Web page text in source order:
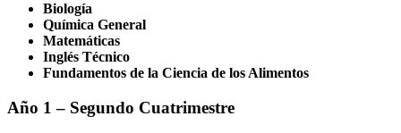
Biología
Química General
Matemáticas
Inglés Técnico
Fundamentos de la Ciencia de los Alimentos
Año 1 – Segundo Cuatrimestre